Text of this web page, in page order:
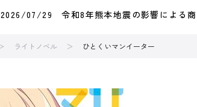
2026/07/29 令和8年熊本地震の影響による商
ライトノベル ひとくいマンイーター